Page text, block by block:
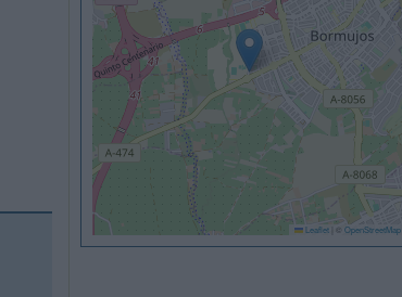
Leaflet © OpenStreetMap